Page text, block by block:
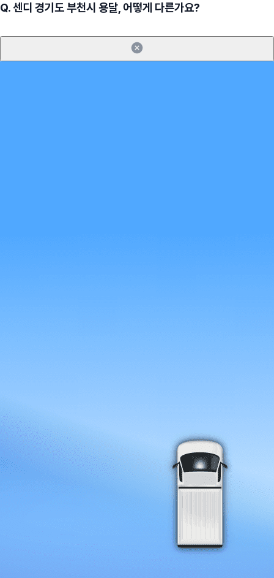
Q.센디 경기도 부천시 용달, 어떻게 다른가요?